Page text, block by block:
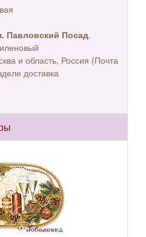
Павловский Посад.
и область, Россия (Почта
доставка